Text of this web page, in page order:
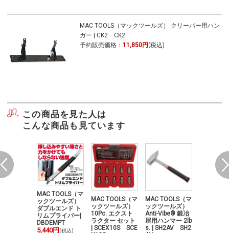
MAC TOOLS（マックツールズ） クリーパー用ハン
ガー | CK2 CK2
予約販売価格： 11,850円(税込)
この商品を見た人は
こんな商品も見ています
MAC TOOLS（マ
ックツールズ）
ダブルエンド ト
リムプライバー|
DBDEMPT
5,440円 (税込)
MAC TOOLS（マ
ックツールズ）
10Pc. エクスト
ラクター セット
| SCEX10S SCE
MAC TOOLS（マ
ックツールズ）
Anti-Vibe® 鍛冶
屋用ハンマー 2lb
s. | SH2AV SH2